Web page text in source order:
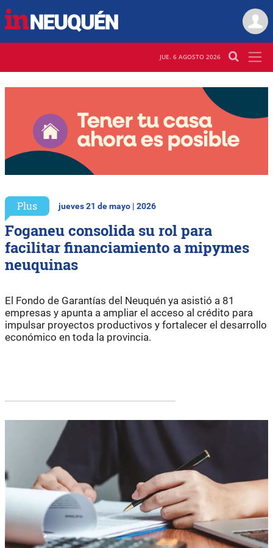
JUE. 6 AGOSTO 2026
Plus jueves 21 de mayo | 2026
Foganeu consolida su rol para
facilitar financiamiento a mipymes
neuquinas
El Fondo de Garantías del Neuquén ya asistió a 81
empresas y apunta a ampliar el acceso al crédito para
impulsar proyectos productivos y fortalecer el desarrollo
económico en toda la provincia.